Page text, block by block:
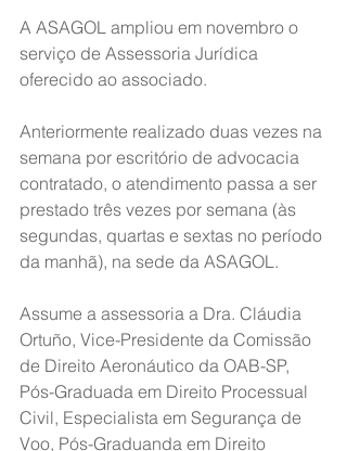
A ASAGOL ampliou em novembro o
serviço de Assessoria Jurídica
oferecido ao associado.
Anteriormente realizado duas vezes na
semana por escritório de advocacia
contratado, o atendimento passa a ser
prestado três vezes por semana (às
segundas, quartas e sextas no período
da manhã), na sede da ASAGOL.
Assume a assessoria a Dra. Cláudia
Ortuño, Vice-Presidente da Comissão
de Direito Aeronáutico da OAB-SP,
Pós-Graduada em Direito Processual
Civil, Especialista em Segurança de
Voo, Pós-Graduanda em Direito